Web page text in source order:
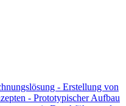
- Erstellung von
- Prototypischer Aufbau